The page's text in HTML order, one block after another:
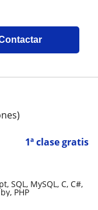
1ª clase gratis
SQL, MySQL, C, C#,
PHP